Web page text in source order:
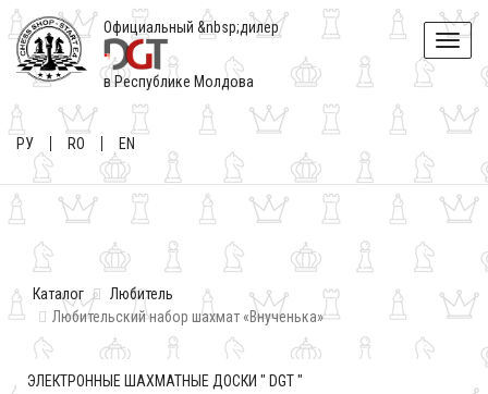
Toggle
Официальный &nbsp;дилер
в Республике Молдова
РУ RO EN
Каталог
Любитель
Любительский набор шахмат «Внученька»
ЭЛЕКТРОННЫЕ ШАХМАТНЫЕ ДОСКИ " DGT "